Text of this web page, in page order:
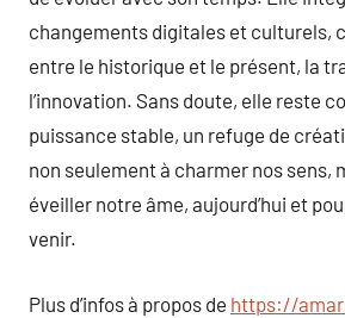
changements digitales et culturels,
entre le historique et le présent, la
l’innovation. Sans doute, elle reste
puissance stable, un refuge de
non seulement à charmer nos sens,
éveiller notre âme, aujourd’hui et
venir.
Plus d’infos à propos de https://